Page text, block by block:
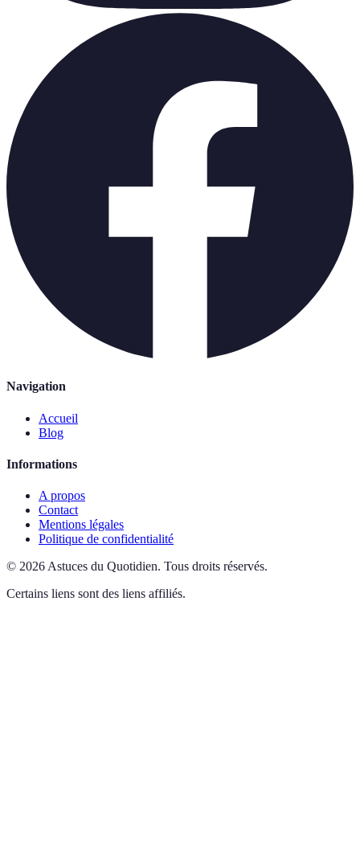
Navigation
Accueil
Blog
Informations
A propos
Contact
Mentions légales
Politique de confidentialité
© 2026 Astuces du Quotidien. Tous droits réservés.
Certains liens sont des liens affiliés.